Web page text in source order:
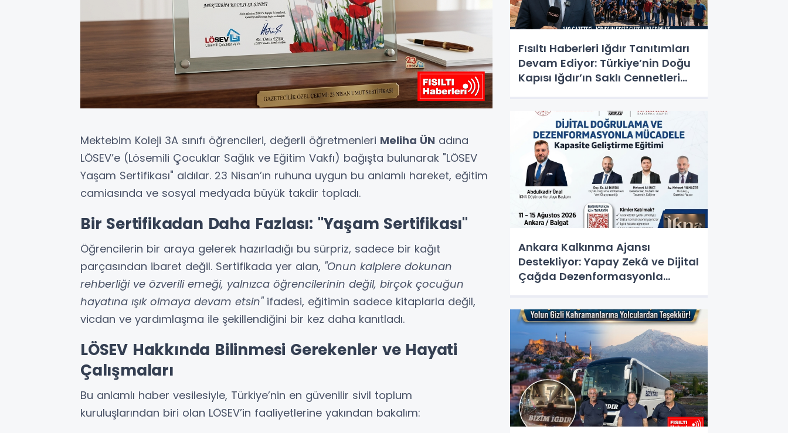
Mektebim Koleji 3A sınıfı öğrencileri, değerli öğretmenleri Meliha ÜN adına
LÖSEV’e (Lösemili Çocuklar Sağlık ve Eğitim Vakfı) bağışta bulunarak "LÖSEV
Yaşam Sertifikası" aldılar. 23 Nisan’ın ruhuna uygun bu anlamlı hareket, eğitim
camiasında ve sosyal medyada büyük takdir topladı.
Bir Sertifikadan Daha Fazlası: "Yaşam Sertifikası"
Öğrencilerin bir araya gelerek hazırladığı bu sürpriz, sadece bir kağıt
parçasından ibaret değil. Sertifikada yer alan, "Onun kalplere dokunan
rehberliği ve özverili emeği, yalnızca öğrencilerinin değil, birçok çocuğun
hayatına ışık olmaya devam etsin"ifadesi, eğitimin sadece kitaplarla değil,
vicdan ve yardımlaşma ile şekillendiğini bir kez daha kanıtladı.
LÖSEV Hakkında Bilinmesi Gerekenler ve Hayati
Çalışmaları
Bu anlamlı haber vesilesiyle, Türkiye’nin en güvenilir sivil toplum
kuruluşlarından biri olan LÖSEV’in faaliyetlerine yakından bakalım:
Fısıltı Haberleri Iğdır Tanıtımları
Devam Ediyor: Türkiye’nin Doğu
Kapısı Iğdır’ın Saklı Cennetleri
Ankara Kalkınma Ajansı
Destekliyor: Yapay Zekâ ve Dijital
Çağda Dezenformasyonla